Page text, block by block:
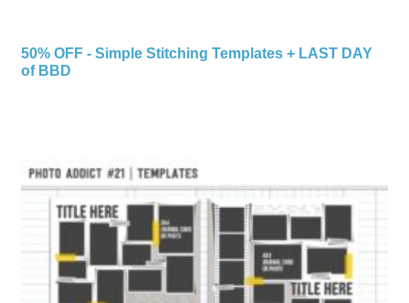
50% OFF - Simple Stitching Templates + LAST DAY
of BBD